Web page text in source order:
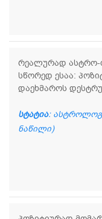
რეალურად ასტრო-
სწორედ ესაა:
დაეხმაროს
სტატია:
ნაწილი)